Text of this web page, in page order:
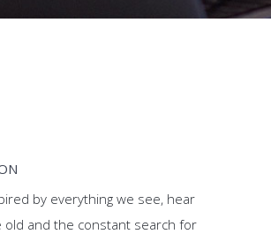
by everything we see, hear
old and the constant search for